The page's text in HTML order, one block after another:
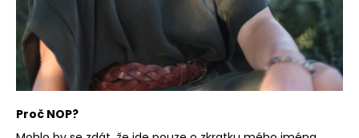
Proč NOP?
D
o
p